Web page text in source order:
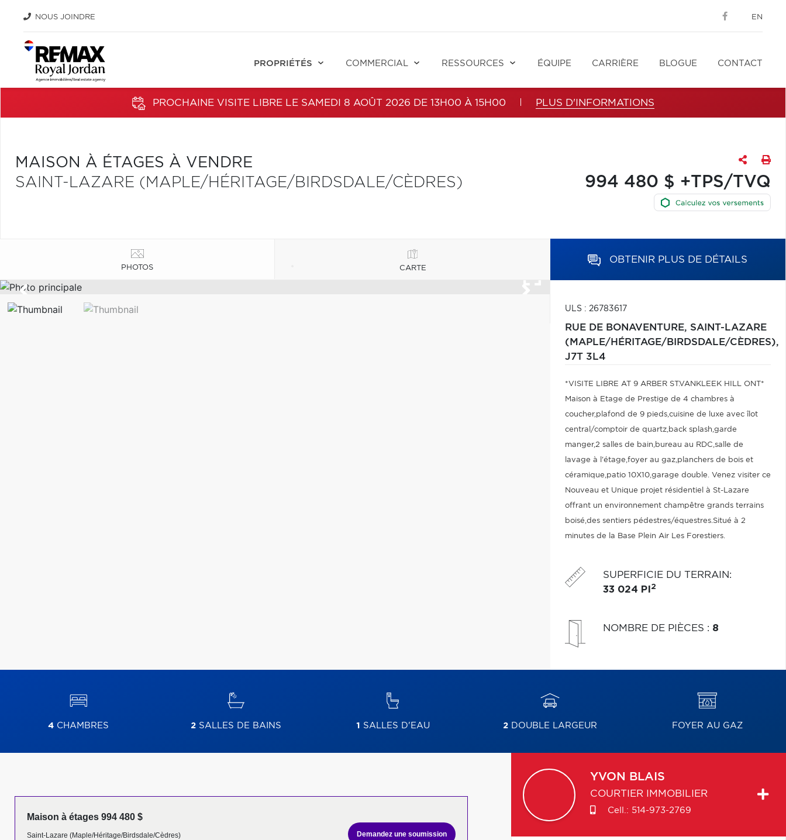
NOUS JOINDRE EN
PROPRIÉTÉS COMMERCIAL RESSOURCES ÉQUIPE CARRIÈRE BLOGUE CONTACT
PROCHAINE VISITE LIBRE LE SAMEDI 8 AOÛT 2026 DE 13H00 À 15H00 PLUS D'INFORMATIONS
MAISON À ÉTAGES À VENDRE
SAINT-LAZARE (MAPLE/HÉRITAGE/BIRDSDALE/CÈDRES)
994 480 $ +TPS/TVQ
PHOTOS CARTE
OBTENIR PLUS DE DÉTAILS
ULS : 26783617
RUE DE BONAVENTURE, SAINT-LAZARE
(MAPLE/HÉRITAGE/BIRDSDALE/CÈDRES),
J7T 3L4
*VISITE LIBRE AT 9 ARBER ST.VANKLEEK HILL ONT*
Maison à Etage de Prestige de 4 chambres à
coucher,plafond de 9 pieds,cuisine de luxe avec îlot
central/comptoir de quartz,back splash,garde
manger,2 salles de bain,bureau au RDC,salle de
lavage à l'étage,foyer au gaz,planchers de bois et
céramique,patio 10X10,garage double. Venez visiter ce
Nouveau et Unique projet résidentiel à St-Lazare
offrant un environnement champêtre grands terrains
boisé,des sentiers pédestres/équestres.Situé à 2
minutes de la Base Plein Air Les Forestiers.
SUPERFICIE DU TERRAIN:
33 024 PI 2
NOMBRE DE PIÈCES : 8
4 CHAMBRES 2SALLES DE BAINS 1 SALLES D'EAU 2 DOUBLE LARGEUR FOYER AU GAZ
Maison à étages 994 480 $
Saint-Lazare (Maple/Héritage/Birdsdale/Cèdres) Demandez une soumission
YVON BLAIS
COURTIER IMMOBILIER
Cell.: 514-973-2769